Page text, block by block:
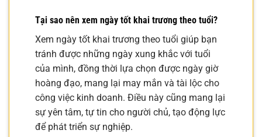
Tại sao nên xem ngày tốt khai trương theo tuổi?
Xem ngày tốt khai trương theo tuổi giúp bạn
tránh được những ngày xung khắc với tuổi
của mình, đồng thời lựa chọn được ngày giờ
hoàng đạo, mang lại may mắn và tài lộc cho
công việc kinh doanh. Điều này cũng mang lại
sự yên tâm, tự tin cho người chủ, tạo động lực
để phát triển sự nghiệp.